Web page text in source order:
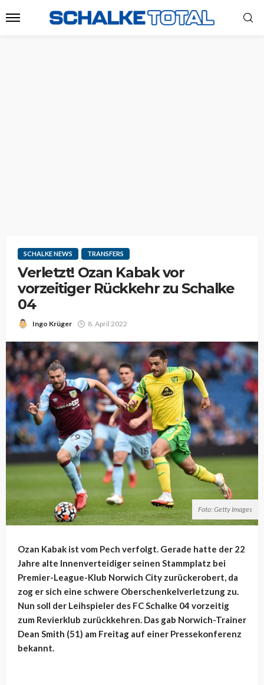
SCHALKE NEWS TRANSFERS
Verletzt! Ozan Kabak vor
vorzeitiger Rückkehr zu Schalke
04
Ingo Krüger 8. April 2022
Foto: Getty Images
Ozan Kabak ist vom Pech verfolgt. Gerade hatte der 22
Jahre alte Innenverteidiger seinen Stammplatz bei
Premier-League-Klub Norwich City zurückerobert, da
zog er sich eine schwere Oberschenkelverletzung zu.
Nun soll der Leihspieler des FC Schalke 04 vorzeitig
zum Revierklub zurückkehren. Das gab Norwich-Trainer
Dean Smith (51) am Freitag auf einer Pressekonferenz
bekannt.